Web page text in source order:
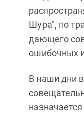
Шура", по
дающего
ошибочных
В наши дни